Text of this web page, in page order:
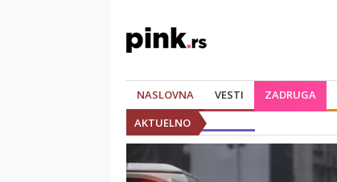
NASLOVNA VESTI ZADRUGA
AKTUELNO